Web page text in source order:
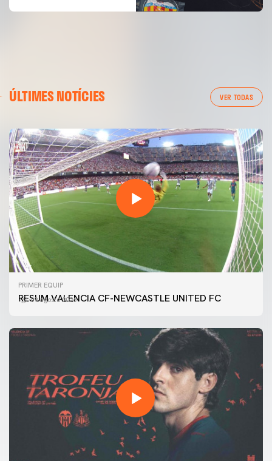
ÚLTIMES NOTÍCIES VER TODAS
PRIMER EQUIP
RESUM VALENCIA CF-NEWCASTLE UNITED FC
09 agosto 2026